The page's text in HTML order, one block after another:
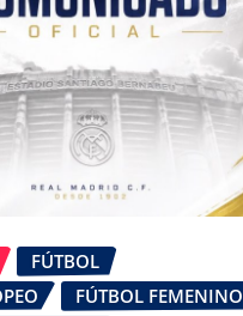
FÚTBOL
FÚTBOL FEMENINO